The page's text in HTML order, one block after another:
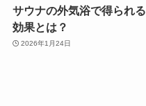
サウナの外気浴で得られる
効果とは？
2026年1月24日